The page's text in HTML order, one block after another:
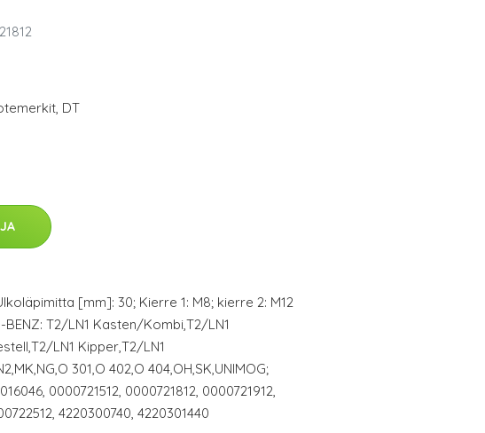
, DT
[mm]: 30; Kierre 1: M8; kierre 2: M12
BENZ: T2/LN1 Kasten/Kombi,T2/LN1
LN1 Kipper,T2/LN1
301,O 402,O 404,OH,SK,UNIMOG;
0000721512, 0000721812, 0000721912,
4220300740, 4220301440